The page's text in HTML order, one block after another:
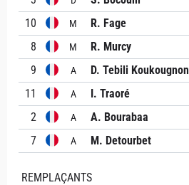
10
M R. Fage
8 M R. Murcy
9 A D. Tebili Koukougnon
11 A I. Traoré
2 A
A. Bourabaa
7
A M. Detourbet
REMPLAÇANTS